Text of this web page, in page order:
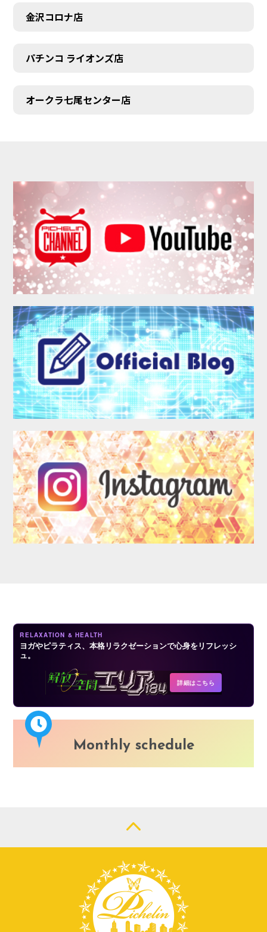
金沢コロナ店
パチンコ ライオンズ店
オークラ七尾センター店
RELAXATION & HEALTH
ヨガやピラティス、本格リラクゼーションで心身をリフレッシ
ュ。
詳細はこちら
Monthly schedule